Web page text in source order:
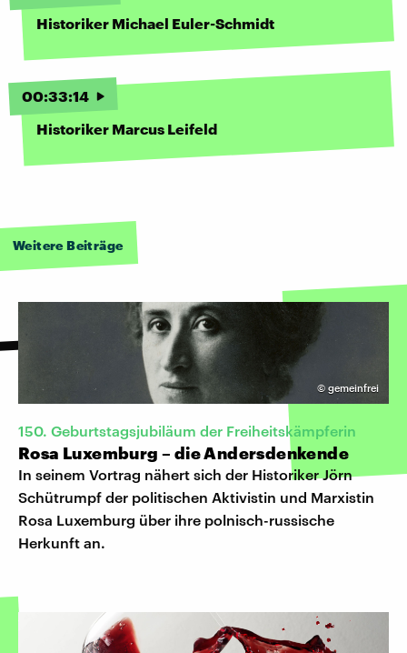
Historiker Michael Euler-Schmidt
00:33:14
Historiker Marcus Leifeld
Weitere Beiträge
© gemeinfrei
150. Geburtstagsjubiläum der Freiheitskämpferin
Rosa Luxemburg – die Andersdenkende
In seinem Vortrag nähert sich der Historiker Jörn
Schütrumpf der politischen Aktivistin und Marxistin
Rosa Luxemburg über ihre polnisch-russische
Herkunft an.